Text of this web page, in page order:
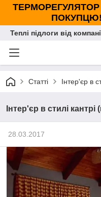
ПОКУПЦЮ!
Теплі підлоги від
Статті Інтер'єр в
Інтер'єр в стилі кантрі
28.03.2017